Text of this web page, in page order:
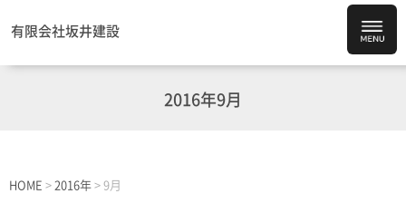
有限会社坂井建設
2016年9月
HOME > 2016年 > 9月